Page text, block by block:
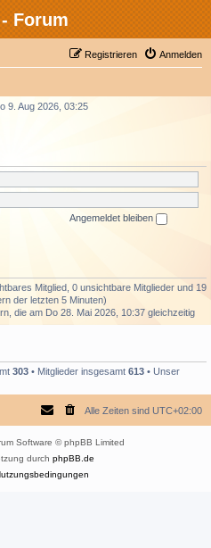
Forum
Anmelden
Registrieren
9. Aug 2026, 03:25
Angemeldet bleiben
Mitglied, 0 unsichtbare Mitglieder und 19
der letzten 5 Minuten)
die am Do 28. Mai 2026, 10:37 gleichzeitig
303 • Mitglieder insgesamt 613 • Unser
Alle Zeiten sind UTC+02:00
Software © phpBB Limited
durch phpBB.de